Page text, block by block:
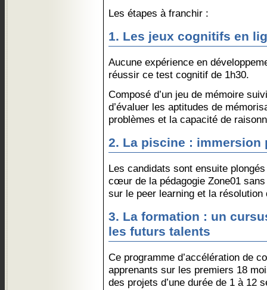
Les étapes à franchir :
1. Les jeux cognitifs en
Aucune expérience en
réussir ce test cognitif de 1h30.
Composé d’un jeu de mémoire
d’évaluer les aptitudes de
problèmes et la capacité de
2. La piscine : immersion
Les candidats sont ensuite
cœur de la pédagogie Zone01
sur le peer learning et la résolution
3. La formation : un
les futurs talents
Ce programme d’accélération de
apprenants sur les premiers 18
des projets d’une durée de 1 à 12